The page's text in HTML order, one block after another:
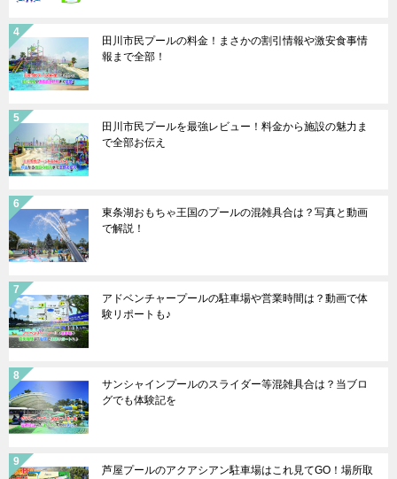
田川市民プールの料金！まさかの割引情報や激安食事情
報まで全部！
田川市民プールを最強レビュー！料金から施設の魅力ま
で全部お伝え
東条湖おもちゃ王国のプールの混雑具合は？写真と動画
で解説！
アドベンチャープールの駐車場や営業時間は？動画で体
験リポートも♪
サンシャインプールのスライダー等混雑具合は？当ブロ
グでも体験記を
芦屋プールのアクアシアン駐車場はこれ見てGO！場所取